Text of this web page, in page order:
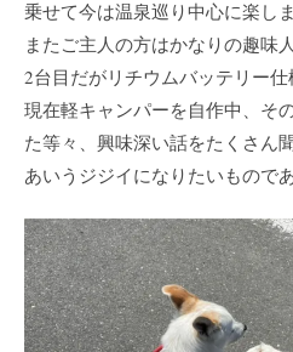
乗せて今は温泉巡り中心に楽し
またご主人の方はかなりの趣味
2台目だがリチウムバッテリー
現在軽キャンパーを自作中、そ
た等々、興味深い話をたくさん
あいうジジイになりたいものであ